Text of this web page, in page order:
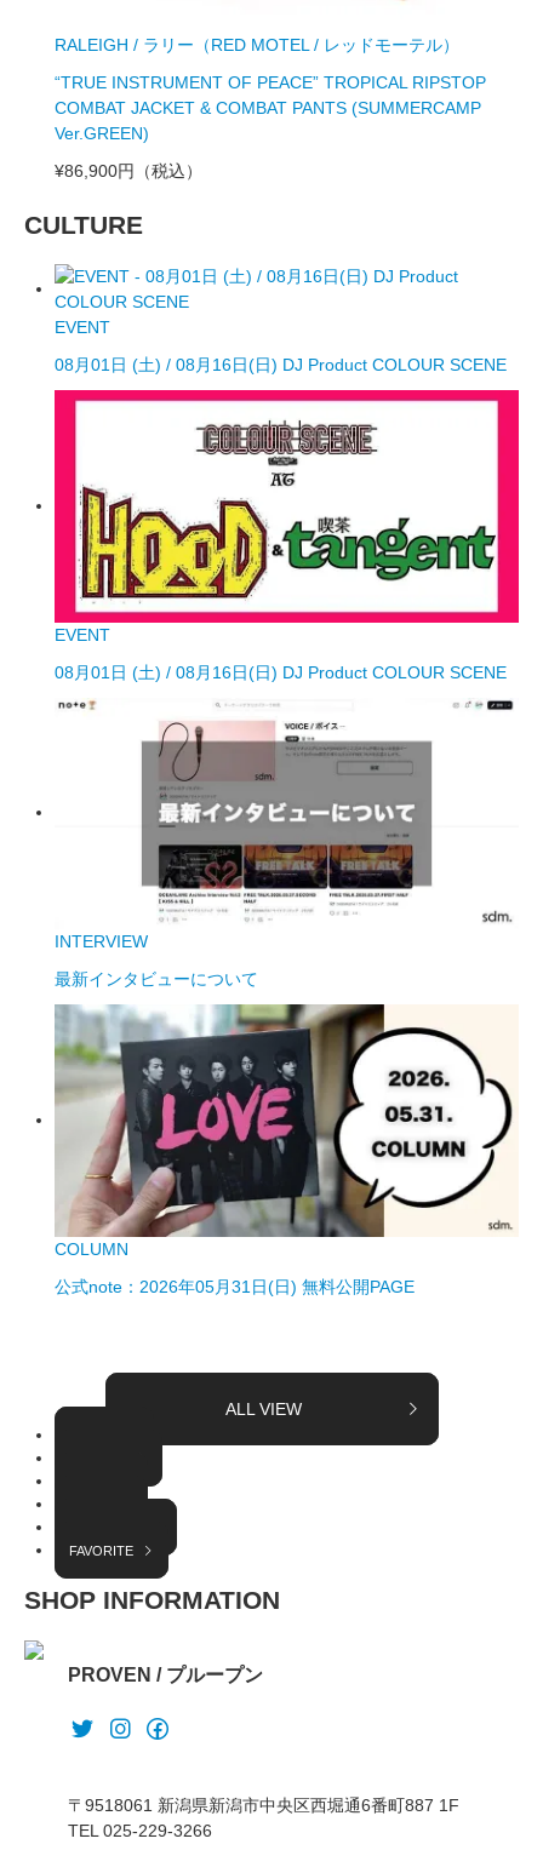
RALEIGH / ラリー（RED MOTEL / レッドモーテル）
“TRUE INSTRUMENT OF PEACE” TROPICAL RIPSTOP
COMBAT JACKET & COMBAT PANTS (SUMMERCAMP
Ver.GREEN)
¥86,900円
（税込）
CULTURE
EVENT
08月01日 (土) / 08月16日(日) DJ Product COLOUR SCENE
EVENT
08月01日 (土) / 08月16日(日) DJ Product COLOUR SCENE
INTERVIEW
最新インタビューについて
COLUMN
公式note：2026年05月31日(日) 無料公開PAGE
ALL VIEW
FAVORITE
SHOP INFORMATION
PROVEN / プループン
〒9518061 新潟県新潟市中央区西堀通6番町887 1F
TEL 025-229-3266